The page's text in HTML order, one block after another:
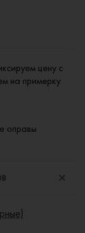
цену с
на примерку.
оправы